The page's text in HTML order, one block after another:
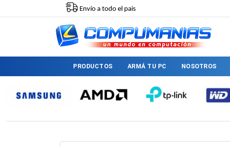
PRODUCTOS ARMÁ TU PC NOSOTROS
Envío a todo el pais